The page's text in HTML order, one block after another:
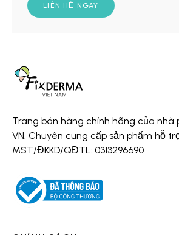
LIÊN HỆ NGAY
Trang bán hàng chính hãng của nhà
VN. Chuyên cung cấp sản phẩm hỗ
MST/ĐKKD/QĐTL: 0313296690